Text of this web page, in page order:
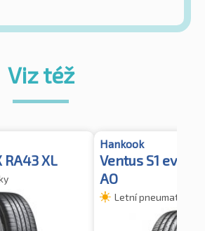
Viz též
RA43 XL
Hankook
Ventus S1 evo2
AO
Letní pneumatiky